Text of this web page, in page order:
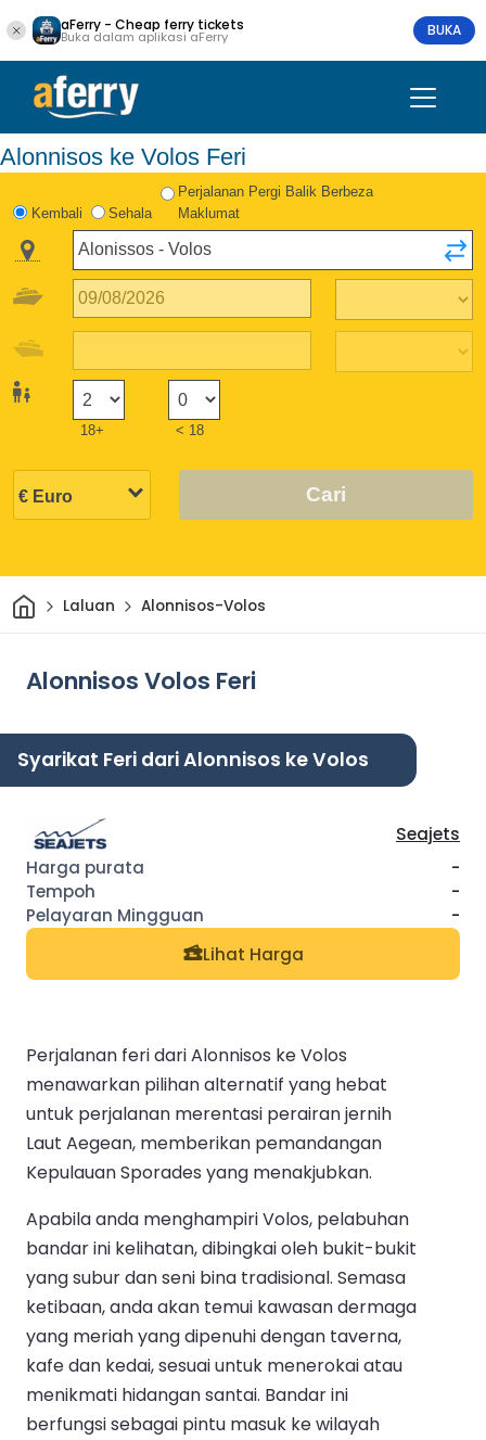
aFerry - Cheap ferry tickets
Buka dalam aplikasi aFerry BUKA
Alonnisos ke Volos Feri
Kembali Sehala
Perjalanan Pergi Balik Berbeza
Maklumat
18+ < 18
Cari
Rumah
Laluan Alonnisos-Volos
Alonnisos Volos Feri
Syarikat Feri dari Alonnisos ke Volos
Seajets
-
-
-
Lihat Harga
Perjalanan feri dari Alonnisos ke Volos
menawarkan pilihan alternatif yang hebat
untuk perjalanan merentasi perairan jernih
Laut Aegean, memberikan pemandangan
Kepulauan Sporades yang menakjubkan.
Apabila anda menghampiri Volos, pelabuhan
bandar ini kelihatan, dibingkai oleh bukit-bukit
yang subur dan seni bina tradisional. Semasa
ketibaan, anda akan temui kawasan dermaga
yang meriah yang dipenuhi dengan taverna,
kafe dan kedai, sesuai untuk menerokai atau
menikmati hidangan santai. Bandar ini
berfungsi sebagai pintu masuk ke wilayah